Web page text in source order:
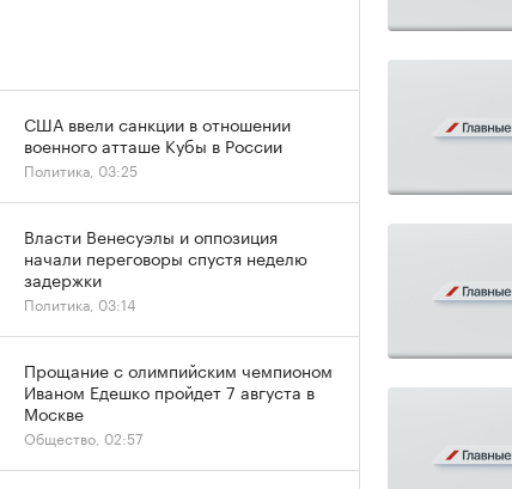
США ввели санкции в отношении
военного атташе Кубы в России
Политика, 03:25
Власти Венесуэлы и оппозиция
начали переговоры спустя неделю
задержки
Политика, 03:14
Прощание с олимпийским чемпионом
Иваном Едешко пройдет 7 августа в
Москве
Общество, 02:57